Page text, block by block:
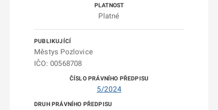
Platné
Městys Pozlovice
IČO: 00568708
5/2024